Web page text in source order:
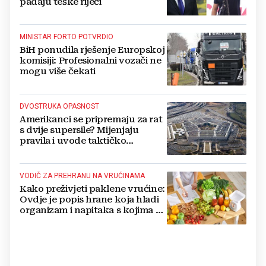
MINISTAR FORTO POTVRDIO
BiH ponudila rješenje Europskoj
komisiji: Profesionalni vozači ne
mogu više čekati
DVOSTRUKA OPASNOST
Amerikanci se pripremaju za rat
s dvije supersile? Mijenjaju
pravila i uvode taktičko
VODIČ ZA PREHRANU NA VRUĆINAMA
Kako preživjeti paklene vrućine:
Ovdje je popis hrane koja hladi
organizam i napitaka s kojima si